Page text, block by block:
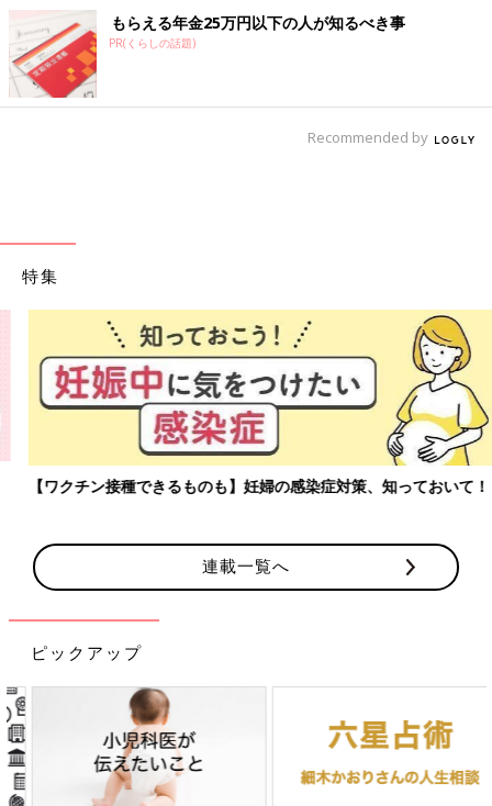
もらえる年金25万円以下の人が知るべき事
PR(くらしの話題)
Recommended by
特集
【ワクチン接種できるものも】妊婦の感染症対策、知っておいて！
連載一覧へ
ピックアップ